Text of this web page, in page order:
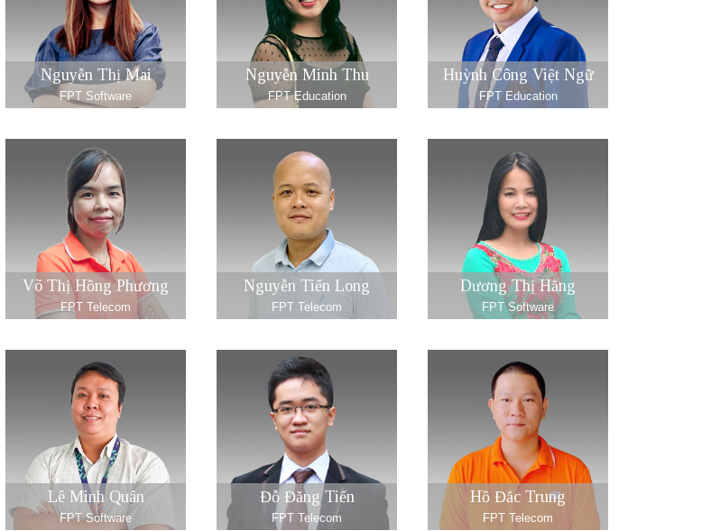
Nguyễn Thị Mai
FPT Software
Nguyễn Minh Thu
FPT Education
Huỳnh Công Việt Ngữ
FPT Education
Võ Thị Hồng Phương
FPT Telecom
Nguyễn Tiến Long
FPT Telecom
Dương Thị Hằng
FPT Software
Lê Minh Quân
FPT Software
Đỗ Đăng Tiến
FPT Telecom
Hồ Đắc Trung
FPT Telecom